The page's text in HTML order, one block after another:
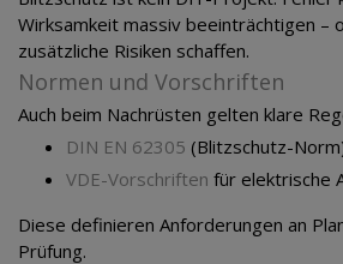
Wirksamkeit massiv beeinträchtigen –
zusätzliche Risiken schaffen.
Normen und Vorschriften
Auch beim Nachrüsten gelten klare
DIN EN 62305 (Blitzschutz-
VDE-Vorschriften für elektrische
Diese definieren Anforderungen an
Prüfung.